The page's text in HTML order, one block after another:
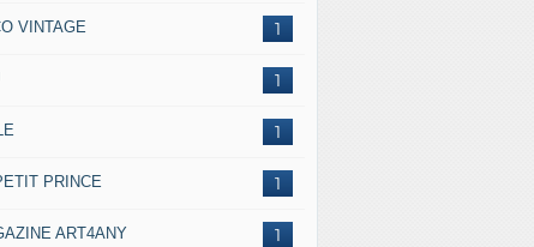
1
VINTAGE
1
1
1
PRINCE
1
ART4ANY